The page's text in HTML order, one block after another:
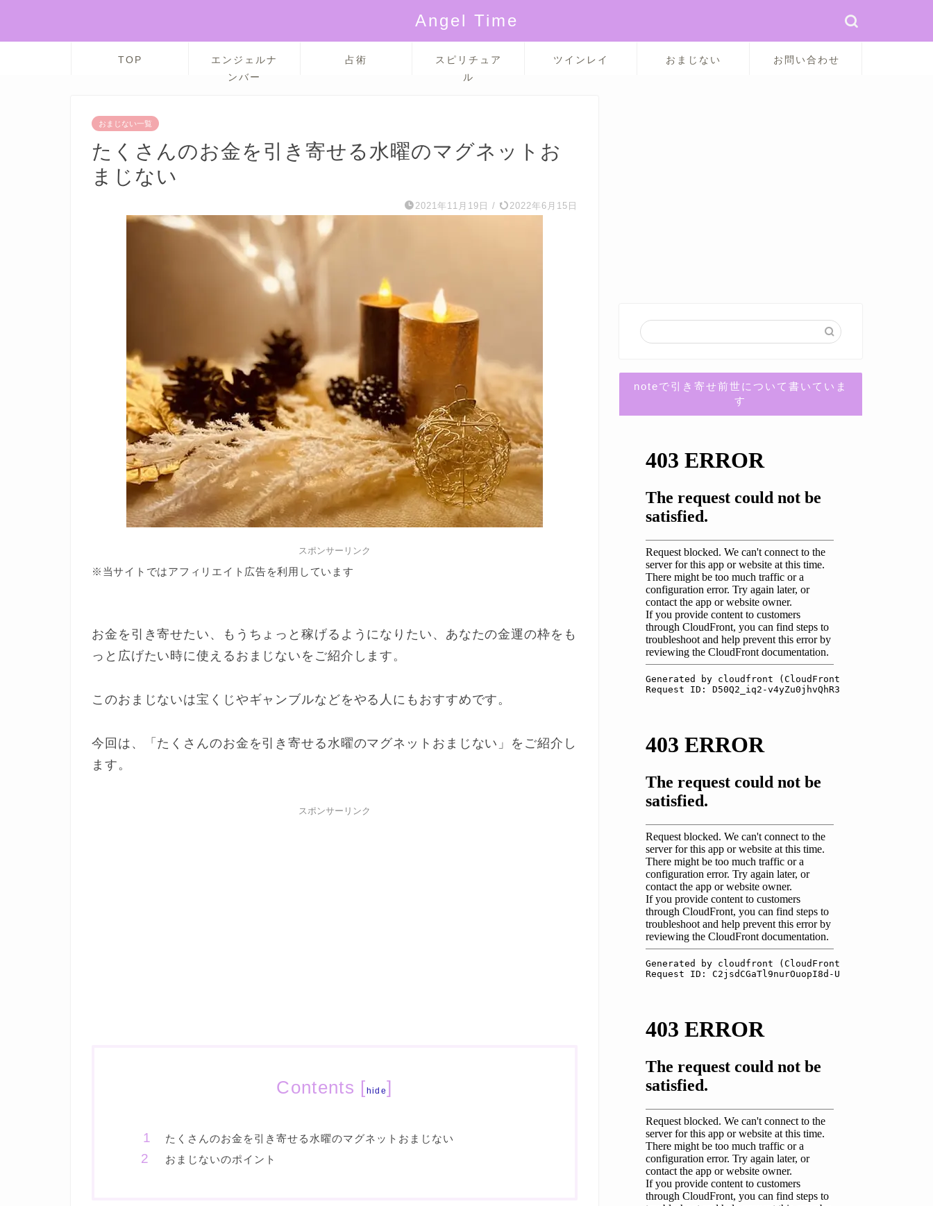
Angel Time
TOP
エンジェルナ
ンバー
占術
スピリチュア
ル
ツインレイ おまじない お問い合わせ
おまじない一覧
たくさんのお金を引き寄せる水曜のマグネットお
まじない
2021年11月19日 / 2022年6月15日
スポンサーリンク
※当サイトではアフィリエイト広告を利用しています
お金を引き寄せたい、もうちょっと稼げるようになりたい、あなたの金運の枠をも
っと広げたい時に使えるおまじないをご紹介します。
このおまじないは宝くじやギャンブルなどをやる人にもおすすめです。
今回は、「たくさんのお金を引き寄せる水曜のマグネットおまじない」をご紹介し
ます。
スポンサーリンク
Contents [ hide]
たくさんのお金を引き寄せる水曜のマグネットおまじない
おまじないのポイント
noteで引き寄せ前世について書いていま
す